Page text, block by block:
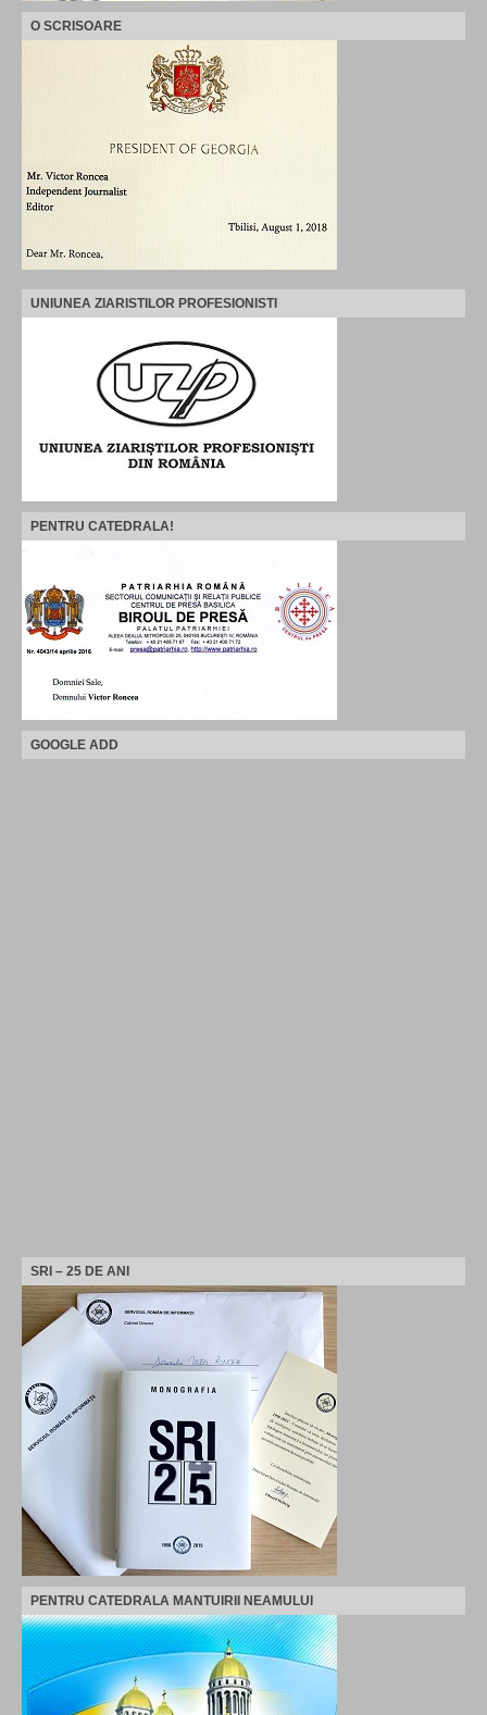
O SCRISOARE
UNIUNEA ZIARISTILOR PROFESIONISTI
PENTRU CATEDRALA!
GOOGLE ADD
SRI – 25 DE ANI
PENTRU CATEDRALA MANTUIRII NEAMULUI